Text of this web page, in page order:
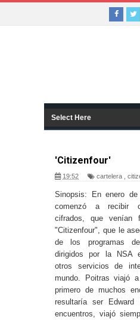
'Citizenfour'
19:52 cartelera
Sinopsis: En enero
comenzó a recibir
cifrados, que venían
"Citizenfour", que le
de los programas
dirigidos por la NSA
otros servicios de
mundo. Poitras viajó
primero de muchos
resultaría ser Edward
encuentros, viajó